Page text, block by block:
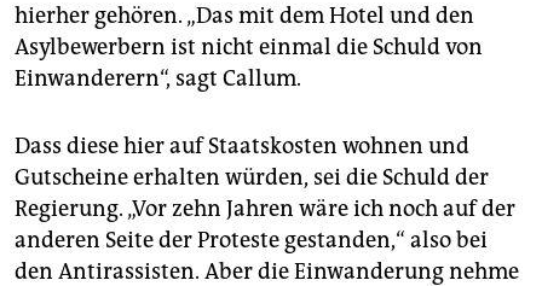
hierher gehören. „Das mit dem Hotel und den
Asylbewerbern ist nicht einmal die Schuld von
Einwanderern“, sagt Callum.
Dass diese hier auf Staatskosten wohnen und
Gutscheine erhalten würden, sei die Schuld der
Regierung. „Vor zehn Jahren wäre ich noch auf der
anderen Seite der Proteste gestanden,“ also bei
den Antirassisten. Aber die Einwanderung nehme